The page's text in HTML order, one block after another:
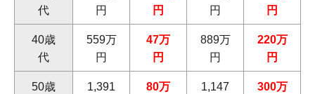
代
円
円
円
円
40歳
代
559万
円
47万
円
889万
円
220万
円
50歳
1,391
80万
1,147
300万